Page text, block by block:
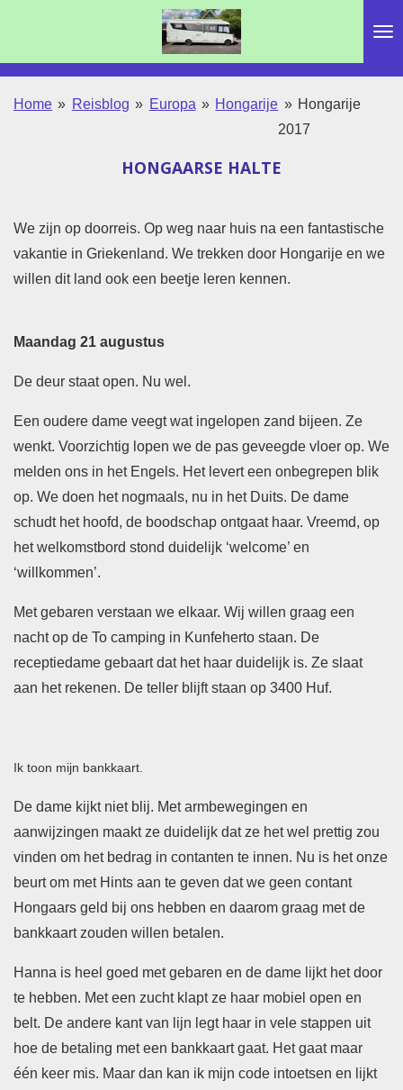
de
Home » Reisblog » Europa » Hongarije » Hongarije
2017
HONGAARSE HALTE
We zijn op doorreis. Op weg naar huis na een fantastische
vakantie in Griekenland. We trekken door Hongarije en we
willen dit land ook een beetje leren kennen.
Maandag 21 augustus
De deur staat open. Nu wel.
Een oudere dame veegt wat ingelopen zand bijeen. Ze
wenkt. Voorzichtig lopen we de pas geveegde vloer op. We
melden ons in het Engels. Het levert een onbegrepen blik
op. We doen het nogmaals, nu in het Duits. De dame
schudt het hoofd, de boodschap ontgaat haar. Vreemd, op
het welkomstbord stond duidelijk ‘welcome’ en
‘willkommen’.
Met gebaren verstaan we elkaar. Wij willen graag een
nacht op de To camping in Kunfeherto staan. De
receptiedame gebaart dat het haar duidelijk is. Ze slaat
aan het rekenen. De teller blijft staan op 3400 Huf.
Ik toon mijn bankkaart.
De dame kijkt niet blij. Met armbewegingen en
aanwijzingen maakt ze duidelijk dat ze het wel prettig zou
vinden om het bedrag in contanten te innen. Nu is het onze
beurt om met Hints aan te geven dat we geen contant
Hongaars geld bij ons hebben en daarom graag met de
bankkaart zouden willen betalen.
Hanna is heel goed met gebaren en de dame lijkt het door
te hebben. Met een zucht klapt ze haar mobiel open en
belt. De andere kant van lijn legt haar in vele stappen uit
hoe de betaling met een bankkaart gaat. Het gaat maar
één keer mis. Maar dan kan ik mijn code intoetsen en lijkt